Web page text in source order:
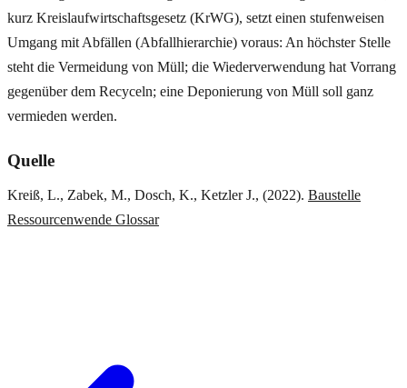
kurz Kreislaufwirtschaftsgesetz (KrWG), setzt einen stufenweisen
Umgang mit Abfällen (Abfallhierarchie) voraus: An höchster Stelle
steht die Vermeidung von Müll; die Wiederverwendung hat Vorrang
gegenüber dem Recyceln; eine Deponierung von Müll soll ganz
vermieden werden.
Quelle
Kreiß, L., Zabek, M., Dosch, K., Ketzler J., (2022). Baustelle
Ressourcenwende Glossar